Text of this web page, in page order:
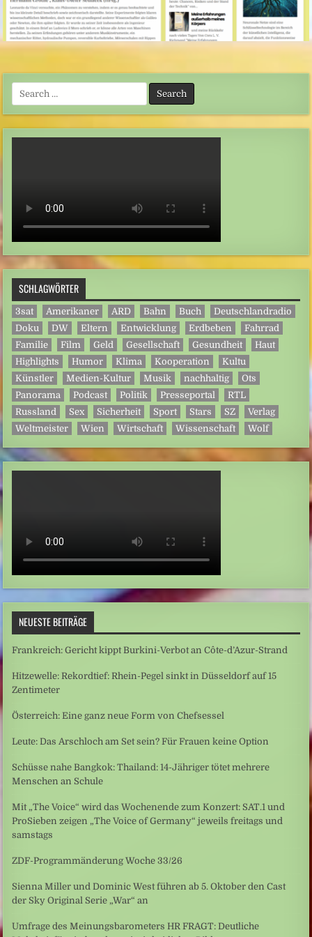
Search
for:
SCHLAGWÖRTER
3sat Amerikaner ARD Bahn Buch
Deutschlandradio
Doku
DW Eltern Entwicklung Erdbeben
Fahrrad
Familie
Film Geld Gesellschaft Gesundheit
Haut
Highlights
Humor Klima Kooperation
Kultu
Künstler
Medien-Kultur Musik nachhaltig
Ots
Panorama
Podcast Politik Presseportal
RTL
Russland
Sex Sicherheit Sport Stars SZ
Verlag
Weltmeister
Wien Wirtschaft Wissenschaft Wolf
NEUESTE BEITRÄGE
Frankreich: Gericht kippt Burkini-Verbot an Côte-d’Azur-Strand
Hitzewelle: Rekordtief: Rhein-Pegel sinkt in Düsseldorf auf 15
Zentimeter
Österreich: Eine ganz neue Form von Chefsessel
Leute: Das Arschloch am Set sein? Für Frauen keine Option
Schüsse nahe Bangkok: Thailand: 14-Jähriger tötet mehrere
Menschen an Schule
Mit „The Voice“ wird das Wochenende zum Konzert: SAT.1 und
ProSieben zeigen „The Voice of Germany“ jeweils freitags und
samstags
ZDF-Programmänderung Woche 33/26
Sienna Miller und Dominic West führen ab 5. Oktober den Cast
der Sky Original Serie „War“ an
Umfrage des Meinungsbarometers HR FRAGT: Deutliche